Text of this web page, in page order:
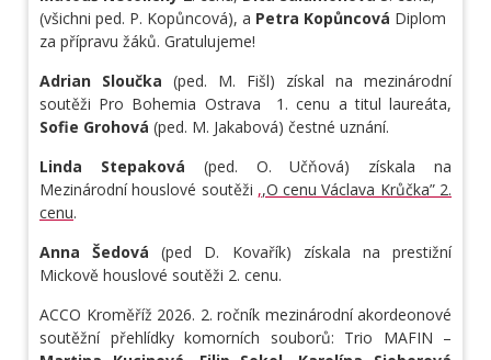
(všichni ped. P. Kopůncová), a Petra Kopůncová Diplom
za přípravu žáků. Gratulujeme!
Adrian Sloučka (ped. M. Fišl) získal na mezinárodní
soutěži Pro Bohemia Ostrava
1. cenu a titul laureáta,
Sofie Grohová (ped. M. Jakabová) čestné uznání.
Linda Stepaková (ped. O. Učňová) získala na
Mezinárodní houslové soutěži ,,O cenu Václava Krůčka” 2.
cenu.
Anna Šedová (ped D. Kovařík) získala na prestižní
Mickově houslové soutěži 2. cenu.
ACCO Kroměříž 2026. 2. ročník mezinárodní akordeonové
soutěžní přehlídky komorních souborů: Trio MAFIN –